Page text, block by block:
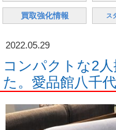
買取強化情報 ス
2022.05.29
コンパクトな2
た。愛品館八千